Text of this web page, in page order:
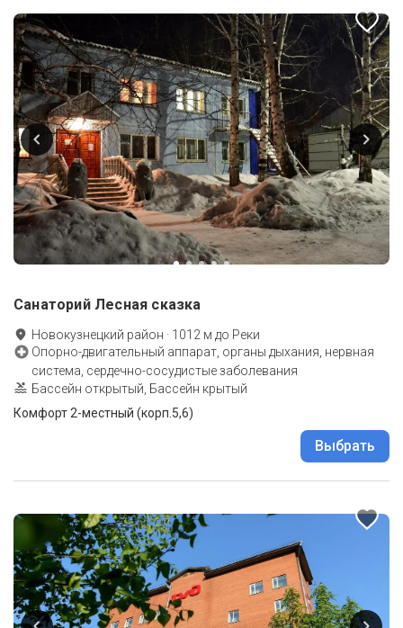
Санаторий Лесная сказка
Новокузнецкий район · 1012 м до Реки
Опорно-двигательный аппарат, органы дыхания, нервная
система, сердечно-сосудистые заболевания
Бассейн открытый, Бассейн крытый
Комфорт 2-местный (корп.5,6)
Выбрать